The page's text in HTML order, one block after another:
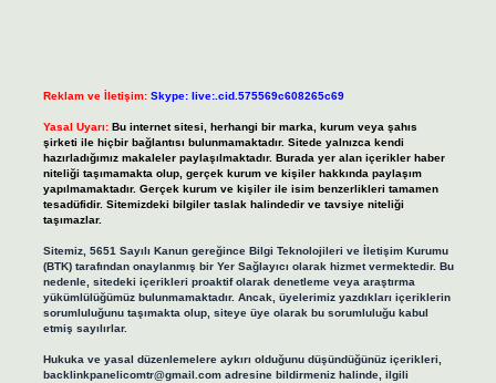
Reklam ve İletişim: Skype: live:.cid.575569c608265c69
Yasal Uyarı: Bu internet sitesi, herhangi bir marka, kurum veya şahıs
şirketi ile hiçbir bağlantısı bulunmamaktadır. Sitede yalnızca kendi
hazırladığımız makaleler paylaşılmaktadır. Burada yer alan içerikler haber
niteliği taşımamakta olup, gerçek kurum ve kişiler hakkında paylaşım
yapılmamaktadır. Gerçek kurum ve kişiler ile isim benzerlikleri tamamen
tesadüfidir. Sitemizdeki bilgiler taslak halindedir ve tavsiye niteliği
taşımazlar.
Sitemiz, 5651 Sayılı Kanun gereğince Bilgi Teknolojileri ve İletişim Kurumu
(BTK) tarafından onaylanmış bir Yer Sağlayıcı olarak hizmet vermektedir. Bu
nedenle, sitedeki içerikleri proaktif olarak denetleme veya araştırma
yükümlülüğümüz bulunmamaktadır. Ancak, üyelerimiz yazdıkları içeriklerin
sorumluluğunu taşımakta olup, siteye üye olarak bu sorumluluğu kabul
etmiş sayılırlar.
Hukuka ve yasal düzenlemelere aykırı olduğunu düşündüğünüz içerikleri,
backlinkpanelicomtr@gmail.comadresine bildirmeniz halinde, ilgili